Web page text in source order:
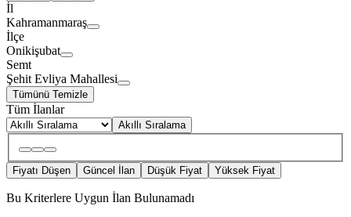
İl
Kahramanmaraş
İlçe
Onikişubat
Semt
Şehit Evliya Mahallesi
Tümünü Temizle
Tüm İlanlar
Akıllı Sıralama
Fiyatı Düşen Güncel İlan Düşük Fiyat Yüksek Fiyat
Bu Kriterlere Uygun İlan Bulunamadı